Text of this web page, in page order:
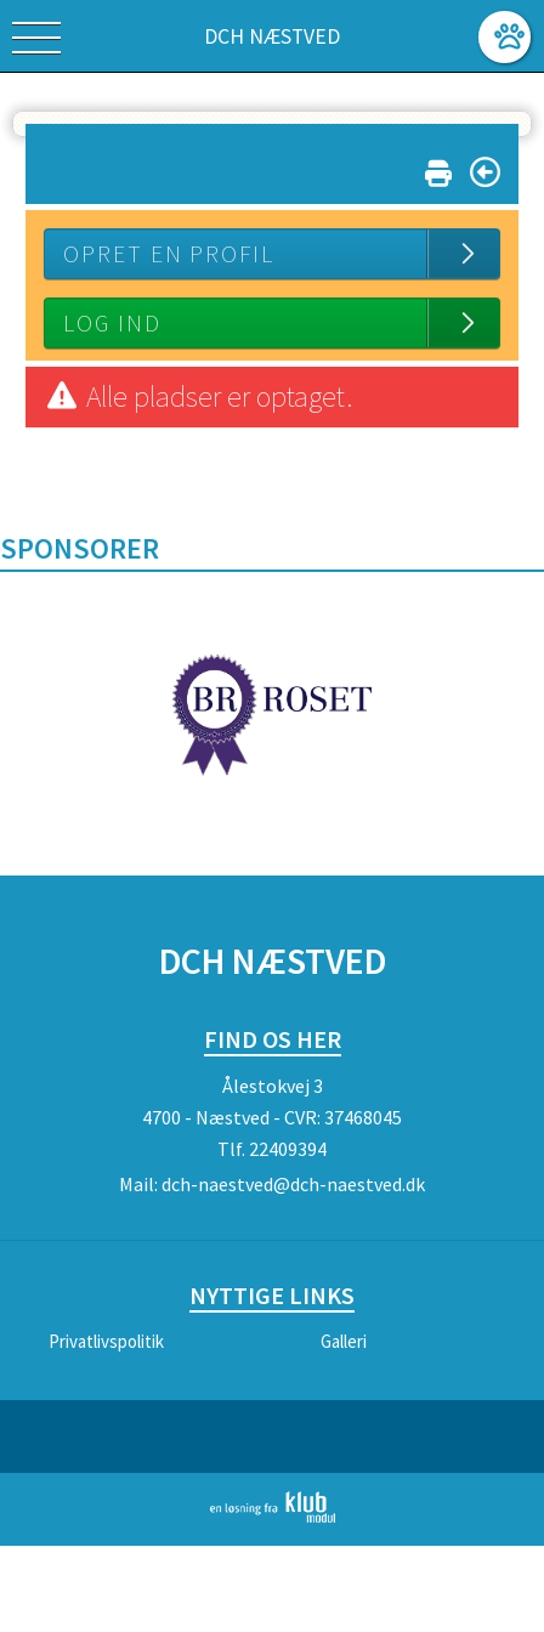
DCH NÆSTVED
OPRET EN PROFIL
LOG IND
Alle pladser er optaget.
SPONSORER
DCH NÆSTVED
FIND OS HER
Ålestokvej 3
4700 - Næstved - CVR: 37468045
Tlf. 22409394
Mail: dch-naestved@dch-naestved.dk
NYTTIGE LINKS
Privatlivspolitik Galleri